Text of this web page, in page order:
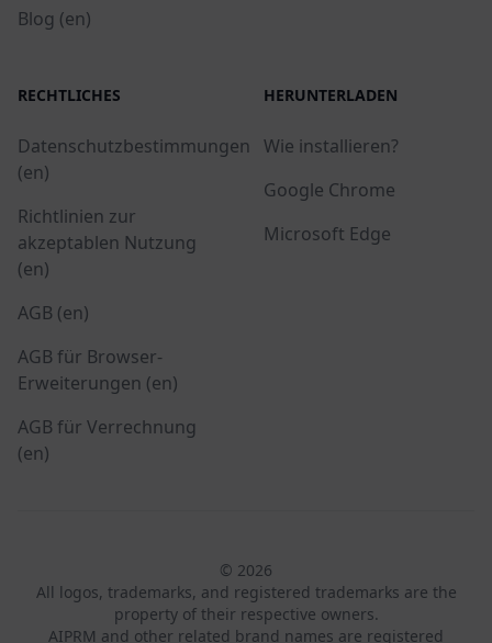
Blog (en)
RECHTLICHES
Datenschutzbestimmungen
(en)
Richtlinien zur
akzeptablen Nutzung
(en)
AGB (en)
AGB für Browser-
Erweiterungen (en)
AGB für Verrechnung
(en)
HERUNTERLADEN
Wie installieren?
Google Chrome
Microsoft Edge
© 2026
All logos, trademarks, and registered trademarks are the
property of their respective owners.
AIPRM and other related brand names are registered